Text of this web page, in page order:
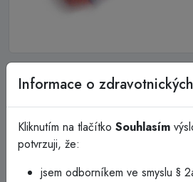
Bezpečnostní
velikostech.
Lanceta je vybavena
chrání zdravotnický personál
Informace o
Kliknutím na tlačítko Souhlasím
potvrzuji, že:
jsem odborníkem ve smyslu §